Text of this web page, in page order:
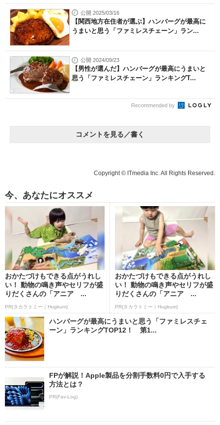
公開 2025/03/16
【関西地方在住者が選ぶ】ハンバーグが最高に
うまいと思う「ファミレスチェーン」ラン...
公開 2024/09/23
【男性が選んだ】ハンバーグが最高にうまいと
思う「ファミレスチェーン」ランキングT...
Recommended by
コメントを見る／書く
Copyright © ITmedia Inc. All Rights Reserved.
今、あなたにオススメ
おかたづけもできる点がうれし
い！ 動物の鳴き声やセリフが盛
りだくさんの「アニア ...
PR(タカラトミー｜Hugkum)
おかたづけもできる点がうれし
い！ 動物の鳴き声やセリフが盛
りだくさんの「アニア ...
PR(タカラトミー｜Hugkum)
ハンバーグが最高にうまいと思う「ファミレスチェ
ーン」ランキングTOP12！ 第1...
FPが解説！Apple製品を分割手数料0円で入手する
方法とは？
PR(Fav-Log)